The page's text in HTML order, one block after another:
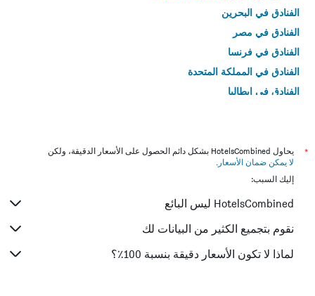
الفنادق في البحرين
الفنادق في مصر
الفنادق في فرنسا
الفنادق في المملكة المتحدة
الفنادق في إيطاليا
*
يحاول HotelsCombined بشكل دائم الحصول على الأسعار الدقيقة، ولكن
لا يمكن ضمان الأسعار .
إليك السبب:
HotelsCombined ليس البائع
نقوم بتجميع الكثير من البيانات لك
لماذا لا تكون الأسعار دقيقة بنسبة 100٪؟